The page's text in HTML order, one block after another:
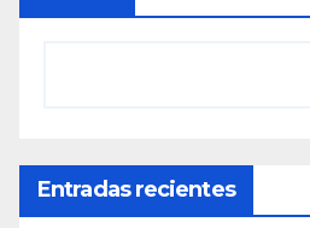
Entradas recientes